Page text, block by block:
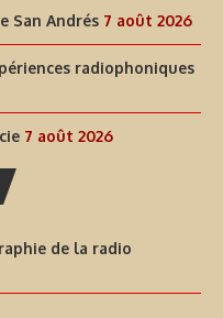
San Andrés 7 août 2026
radiophoniques
7 août 2026
de la radio